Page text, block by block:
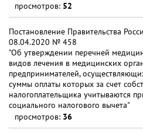
просмотров: 52
Постановление Правительства
08.04.2020 № 458
"Об утверждении перечней
видов лечения в медицинских
предпринимателей,
суммы оплаты которых за счет
налогоплательщика учитываются
социального налогового вычета"
просмотров: 36